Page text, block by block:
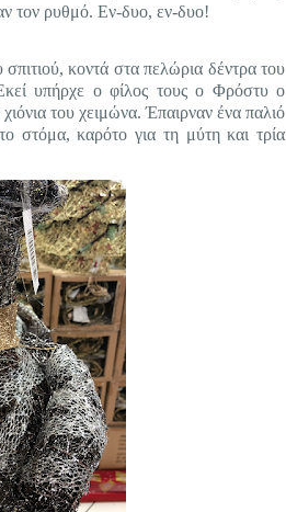
τον ρυθμό. Εν-δυο, εν-δυο!
κοντά στα πελώρια δέντρα του
υπήρχε ο φίλος τους ο Φρόστυ ο
του χειμώνα. Έπαιρναν ένα παλιό
στόμα, καρότο για τη μύτη και τρία